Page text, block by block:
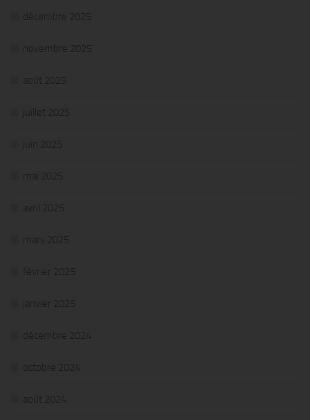
décembre 2025
novembre 2025
août 2025
juillet 2025
juin 2025
mai 2025
avril 2025
mars 2025
février 2025
janvier 2025
décembre 2024
octobre 2024
août 2024